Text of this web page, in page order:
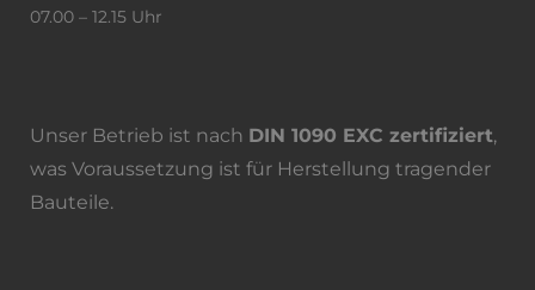
07.00 – 12.15 Uhr
Unser Betrieb ist nach DIN 1090 EXC zertifiziert,
was Voraussetzung ist für Herstellung tragender
Bauteile.